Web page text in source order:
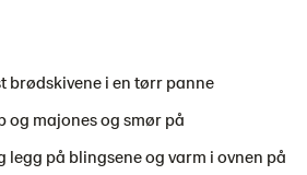
brødskivene i en tørr panne
og majones og smør på
legg på blingsene og varm i ovnen på